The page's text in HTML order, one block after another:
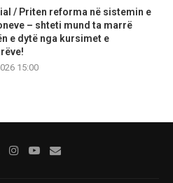
/ Priten reforma në sistemin e
– shteti mund ta marrë
e dytë nga kursimet e
15:00